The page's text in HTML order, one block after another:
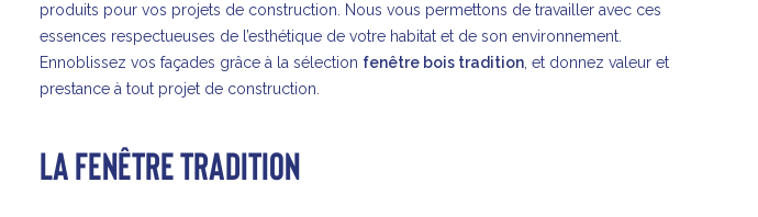
produits pour vos projets de construction. Nous vous permettons de travailler avec ces
essences respectueuses de l’esthétique de votre habitat et de son environnement.
Ennoblissez vos façades grâce à la sélection fenêtre bois tradition , et donnez valeur et
prestance à tout projet de construction.
LA FENÊTRE TRADITION